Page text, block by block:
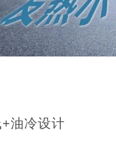
油冷设计